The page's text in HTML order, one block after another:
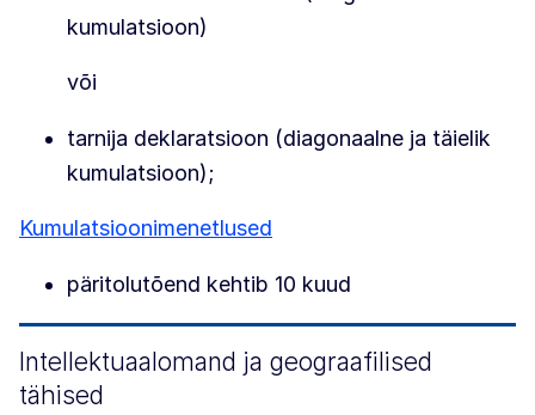
kumulatsioon)
või
tarnija deklaratsioon (diagonaalne ja täielik
kumulatsioon);
Kumulatsioonimenetlused
päritolutõend kehtib 10 kuud
Intellektuaalomand ja geograafilised
tähised